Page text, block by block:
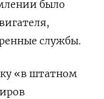
было
службы.
«в штатном